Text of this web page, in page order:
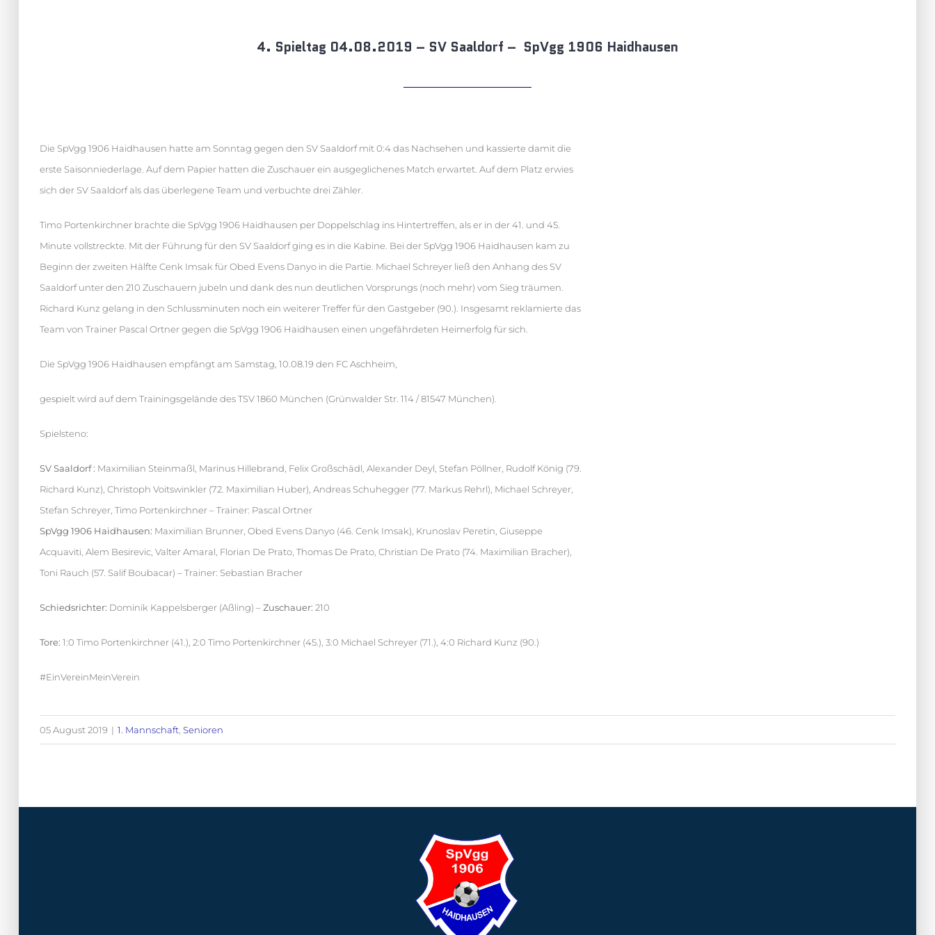
4. Spieltag 04.08.2019 – SV Saaldorf – SpVgg 1906 Haidhausen
Die SpVgg 1906 Haidhausen hatte am Sonntag gegen den SV Saaldorf mit 0:4 das Nachsehen und kassierte damit die
erste Saisonniederlage. Auf dem Papier hatten die Zuschauer ein ausgeglichenes Match erwartet. Auf dem Platz erwies
sich der SV Saaldorf als das überlegene Team und verbuchte drei Zähler.
Timo Portenkirchner brachte die SpVgg 1906 Haidhausen per Doppelschlag ins Hintertreffen, als er in der 41. und 45.
Minute vollstreckte. Mit der Führung für den SV Saaldorf ging es in die Kabine. Bei der SpVgg 1906 Haidhausen kam zu
Beginn der zweiten Hälfte Cenk Imsak für Obed Evens Danyo in die Partie. Michael Schreyer ließ den Anhang des SV
Saaldorf unter den 210 Zuschauern jubeln und dank des nun deutlichen Vorsprungs (noch mehr) vom Sieg träumen.
Richard Kunz gelang in den Schlussminuten noch ein weiterer Treffer für den Gastgeber (90.). Insgesamt reklamierte das
Team von Trainer Pascal Ortner gegen die SpVgg 1906 Haidhausen einen ungefährdeten Heimerfolg für sich.
Die SpVgg 1906 Haidhausen empfängt am Samstag, 10.08.19 den FC Aschheim,
gespielt wird auf dem Trainingsgelände des TSV 1860 München (Grünwalder Str. 114 / 81547 München).
Spielsteno:
SV Saaldorf : Maximilian Steinmaßl, Marinus Hillebrand, Felix Großschädl, Alexander Deyl, Stefan Pöllner, Rudolf König (79.
Richard Kunz), Christoph Voitswinkler (72. Maximilian Huber), Andreas Schuhegger (77. Markus Rehrl), Michael Schreyer,
Stefan Schreyer, Timo Portenkirchner – Trainer: Pascal Ortner
SpVgg 1906 Haidhausen: Maximilian Brunner, Obed Evens Danyo (46. Cenk Imsak), Krunoslav Peretin, Giuseppe
Acquaviti, Alem Besirevic, Valter Amaral, Florian De Prato, Thomas De Prato, Christian De Prato (74. Maximilian Bracher),
Toni Rauch (57. Salif Boubacar) – Trainer: Sebastian Bracher
Schiedsrichter: Dominik Kappelsberger (Aßling) –Zuschauer: 210
Tore: 1:0 Timo Portenkirchner (41.), 2:0 Timo Portenkirchner (45.), 3:0 Michael Schreyer (71.), 4:0 Richard Kunz (90.)
#EinVereinMeinVerein
05 August 2019 | 1. Mannschaft Senioren